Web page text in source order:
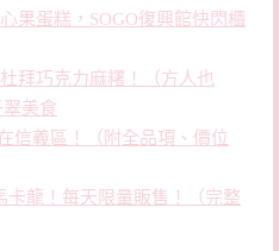
果蛋糕，SOGO復興館快閃櫃
拜巧克力麻糬！（方人也
美食
信義區！（附全品項、價位
卡龍！每天限量販售！（完整